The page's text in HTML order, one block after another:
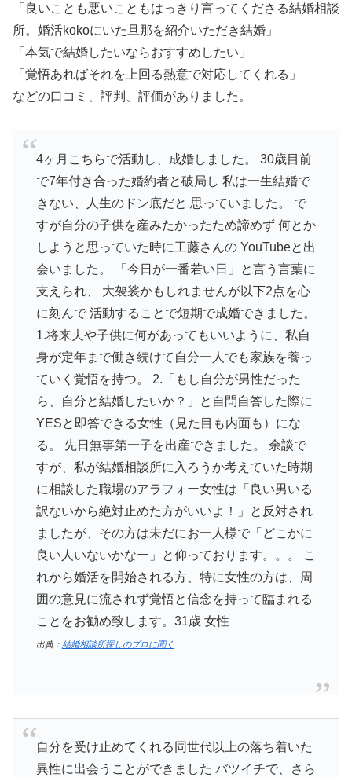
「良いことも悪いこともはっきり言ってくださる結婚相談
所。婚活kokoにいた旦那を紹介いただき結婚」
「本気で結婚したいならおすすめしたい」
「覚悟あればそれを上回る熱意で対応してくれる」
などの口コミ、評判、評価がありました。
4ヶ月こちらで活動し、成婚しました。 30歳目前
で7年付き合った婚約者と破局し 私は一生結婚で
きない、人生のドン底だと 思っていました。 で
すが自分の子供を産みたかったため諦めず 何とか
しようと思っていた時に工藤さんの YouTubeと出
会いました。 「今日が一番若い日」と言う言葉に
支えられ、 大袈裟かもしれませんが以下2点を心
に刻んで 活動することで短期で成婚できました。
1.将来夫や子供に何があってもいいように、私自
身が定年まで働き続けて自分一人でも家族を養っ
ていく覚悟を持つ。 2.「もし自分が男性だった
ら、自分と結婚したいか？」と自問自答した際に
YESと即答できる女性（見た目も内面も）にな
る。 先日無事第一子を出産できました。 余談で
すが、私が結婚相談所に入ろうか考えていた時期
に相談した職場のアラフォー女性は「良い男いる
訳ないから絶対止めた方がいいよ！」と反対され
ましたが、その方は未だにお一人様で「どこかに
良い人いないかなー」と仰っております。。。 こ
れから婚活を開始される方、特に女性の方は、周
囲の意見に流されず覚悟と信念を持って臨まれる
ことをお勧め致します。31歳 女性
出典： 結婚相談所探しのプロに聞く
自分を受け止めてくれる同世代以上の落ち着いた
異性に出会うことができました バツイチで、さら